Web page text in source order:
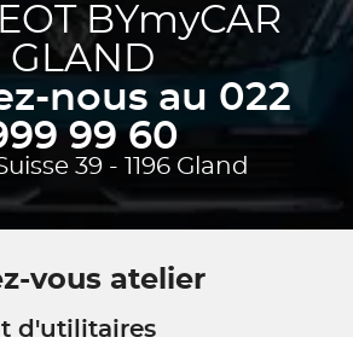
BYmyCAR
GLAND
nous au 022
99 60
39 - 1196 Gland
vous atelier
d'utilitaires